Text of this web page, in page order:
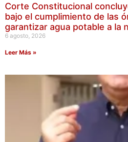
Corte Constitucional
bajo el cumplimiento de las
garantizar agua potable a la
6 agosto, 2026
Leer Más »